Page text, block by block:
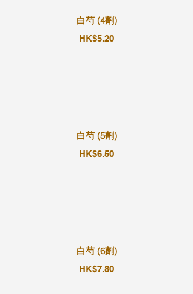
白芍 (4劑)
HK$5.20
白芍 (5劑)
HK$6.50
白芍 (6劑)
HK$7.80